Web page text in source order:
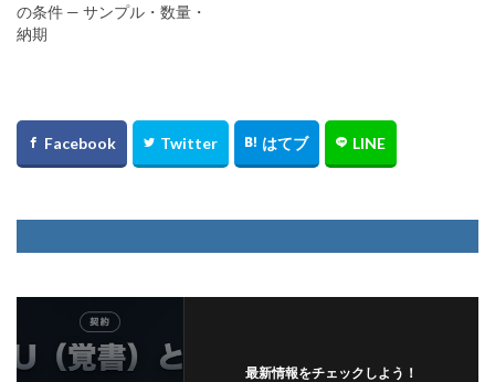
の条件 — サンプル・数量・
納期
最新情報をチェックしよう！